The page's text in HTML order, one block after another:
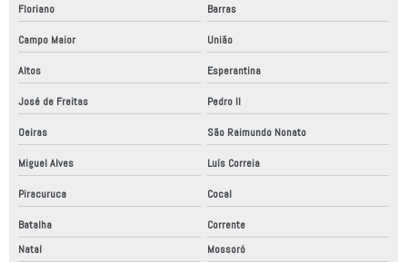
Floriano Barras
Campo Maior União
Altos Esperantina
José de Freitas Pedro II
Oeiras São Raimundo Nonato
Miguel Alves Luís Correia
Piracuruca Cocal
Batalha
Corrente
Natal
Mossoró